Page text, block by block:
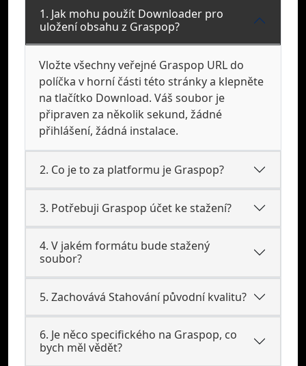
1. Jak mohu použít Downloader pro
uložení obsahu z Graspop?
Vložte všechny veřejné Graspop URL do
políčka v horní části této stránky a klepněte
na tlačítko Download. Váš soubor je
připraven za několik sekund, žádné
přihlášení, žádná instalace.
2. Co je to za platformu je Graspop?
3. Potřebuji Graspop účet ke stažení?
4. V jakém formátu bude stažený
soubor?
5. Zachovává Stahování původní kvalitu?
6. Je něco specifického na Graspop, co
bych měl vědět?